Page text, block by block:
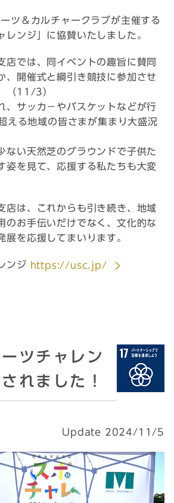
ツ＆カルチャークラブが主催する
レンジ」に協賛いたしました。
店では、同イベントの趣旨に賛同
、開催式と綱引き競技に参加させ
（11/3）
、サッカ－やバスケットなどが行
える地域の皆さまが集まり大盛況
ない天然芝のグラウンドで子供た
姿を見て、応援する私たちも大変
店は、これからも引き続き、地域
のお手伝いだけでなく、文化的な
展を応援してまいります。
ンジ https://usc.jp/
ーツチャレン
れました！
Update 2024/11/5